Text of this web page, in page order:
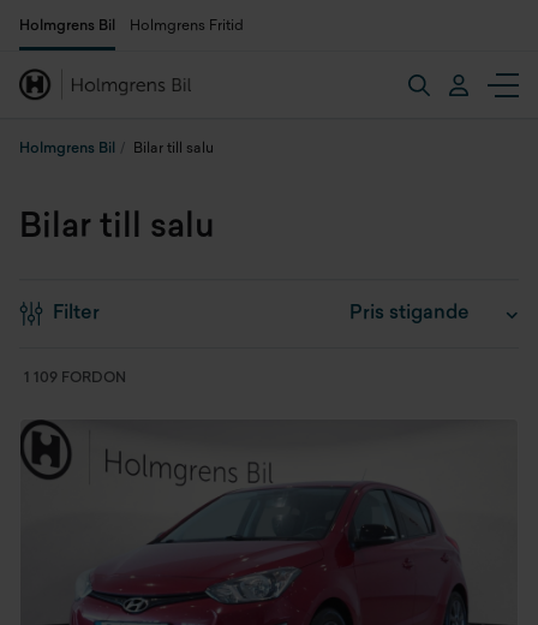
Holmgrens Bil Holmgrens Fritid
Holmgrens Bil Bilar till salu
Bilar till salu
Filter
1 109 FORDON